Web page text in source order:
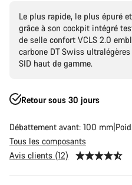
Le plus rapide, le plus épuré
grâce à son cockpit intégré
de selle confort VCLS 2.0
carbone DT Swiss
SID haut de gamme.
Retour sous 30 jours
Débattement avant: 100 mm
Tous les composants
Avis clients (12)